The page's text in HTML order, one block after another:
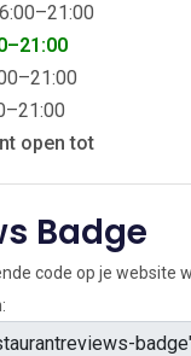
open tot
Badge
code op je website